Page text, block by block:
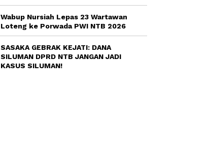
Wabup Nursiah Lepas 23 Wartawan
Loteng ke Porwada PWI NTB 2026
SASAKA GEBRAK KEJATI: DANA
SILUMAN DPRD NTB JANGAN JADI
KASUS SILUMAN!